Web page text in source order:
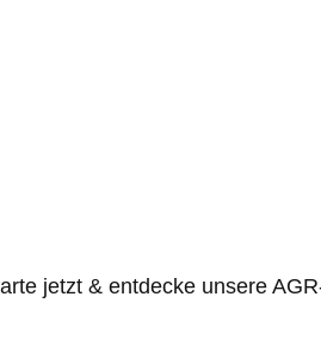
jetzt & entdecke unsere